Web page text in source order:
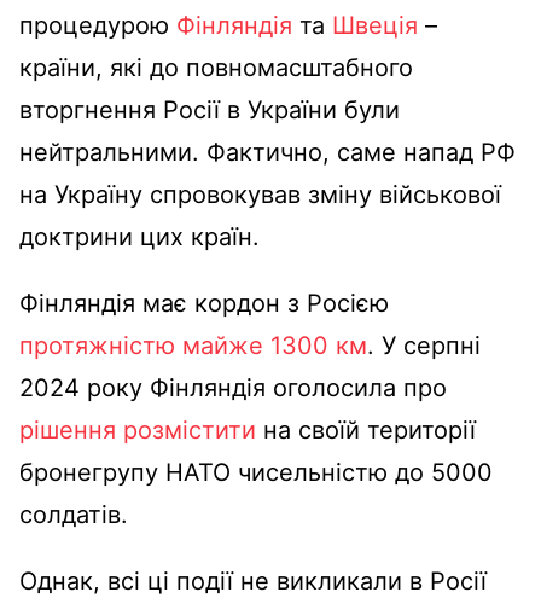
процедурою Фінляндія та Швеція –
країни, які до повномасштабного
вторгнення Росії в України були
нейтральними. Фактично, саме напад РФ
на Україну спровокував зміну військової
доктрини цих країн.
Фінляндія має кордон з Росією
протяжністю майже 1300 км. У серпні
2024 року Фінляндія оголосила про
рішення розмістити на своїй території
бронегрупу НАТО чисельністю до 5000
солдатів.
Однак, всі ці події не викликали в Росії